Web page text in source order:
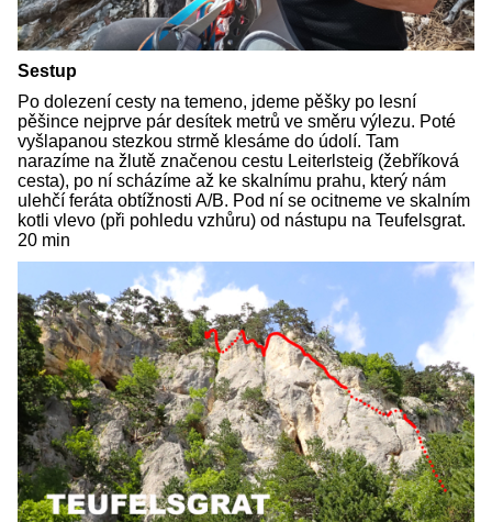
Sestup
Po dolezení cesty na temeno, jdeme pěšky po lesní
pěšince nejprve pár desítek metrů ve směru výlezu. Poté
vyšlapanou stezkou strmě klesáme do údolí. Tam
narazíme na žlutě značenou cestu Leiterlsteig (žebříková
cesta), po ní scházíme až ke skalnímu prahu, který nám
ulehčí feráta obtížnosti A/B. Pod ní se ocitneme ve skalním
kotli vlevo (při pohledu vzhůru) od nástupu na Teufelsgrat.
20 min